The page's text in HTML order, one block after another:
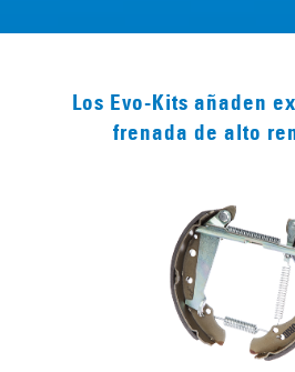
Los Evo-Kits añaden
frenada de alto